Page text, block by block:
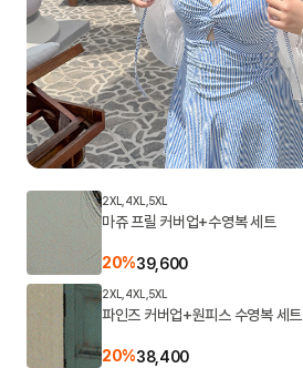
2XL,4XL,5XL
마쥬 프릴 커버업+수영복 세트
20%39,600
2XL,4XL,5XL
파인즈 커버업+원피스 수영복 세트
20%38,400